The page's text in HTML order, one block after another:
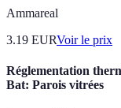
Ammareal
3.19 EURVoir le prix
Réglementation
Bat: Parois vitrées